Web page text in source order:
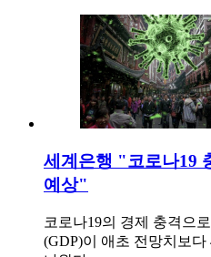
세계은행 "코로나19
예상"
코로나19의 경제 충격으
(GDP)이 애초 전망치보다